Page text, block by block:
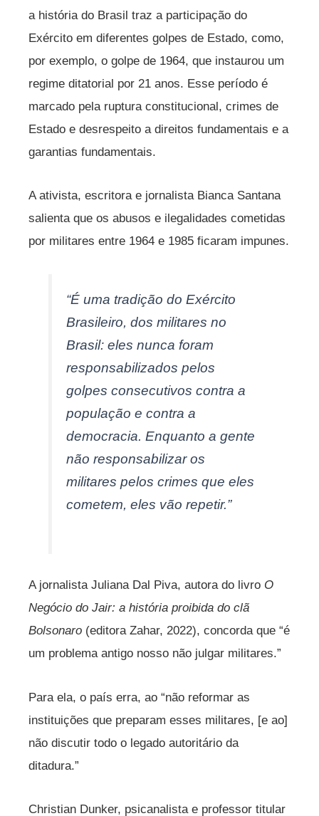
a história do Brasil traz a participação do
Exército em diferentes golpes de Estado, como,
por exemplo, o golpe de 1964, que instaurou um
regime ditatorial por 21 anos. Esse período é
marcado pela ruptura constitucional, crimes de
Estado e desrespeito a direitos fundamentais e a
garantias fundamentais.
A ativista, escritora e jornalista Bianca Santana
salienta que os abusos e ilegalidades cometidas
por militares entre 1964 e 1985 ficaram impunes.
“É uma tradição do Exército
Brasileiro, dos militares no
Brasil: eles nunca foram
responsabilizados pelos
golpes consecutivos contra a
população e contra a
democracia. Enquanto a gente
não responsabilizar os
militares pelos crimes que eles
cometem, eles vão repetir.”
A jornalista Juliana Dal Piva, autora do livro O
Negócio do Jair: a história proibida do clã
Bolsonaro (editora Zahar, 2022), concorda que “é
um problema antigo nosso não julgar militares.”
Para ela, o país erra, ao “não reformar as
instituições que preparam esses militares, [e ao]
não discutir todo o legado autoritário da
ditadura.”
Christian Dunker, psicanalista e professor titular